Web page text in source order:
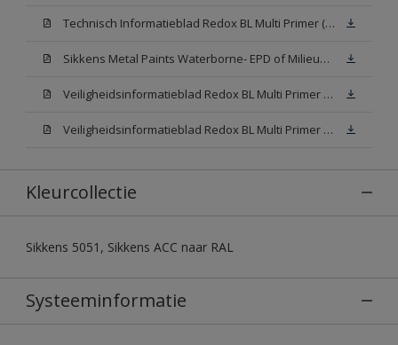
Technisch Informatieblad Redox BL Multi Primer (PDF)
Sikkens Metal Paints Waterborne- EPD of Milieuproductverklaring
Veiligheidsinformatieblad Redox BL Multi Primer W05 (MSDS)
Veiligheidsinformatieblad Redox BL Multi Primer N00 (MSDS)
Kleurcollectie
Sikkens 5051, Sikkens ACC naar RAL
Systeeminformatie